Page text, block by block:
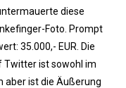
diese
Foto. Prompt
35.000,- EUR. Die
Twitter ist sowohl im
aber ist die Äußerung